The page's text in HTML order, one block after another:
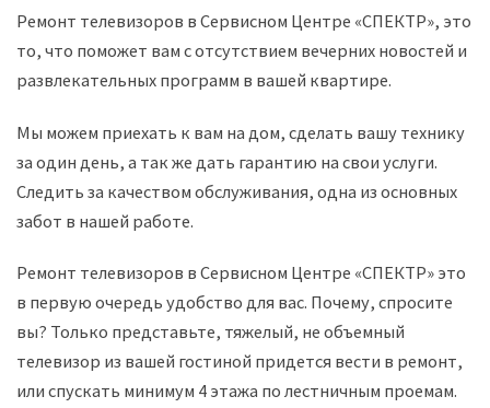
Ремонт телевизоров в Сервисном Центре «СПЕКТР», это
то, что поможет вам с отсутствием вечерних новостей и
развлекательных программ в вашей квартире.
Мы можем приехать к вам на дом, сделать вашу технику
за один день, а так же дать гарантию на свои услуги.
Следить за качеством обслуживания, одна из основных
забот в нашей работе.
Ремонт телевизоров в Сервисном Центре «СПЕКТР» это
в первую очередь удобство для вас. Почему, спросите
вы? Только представьте, тяжелый, не объемный
телевизор из вашей гостиной придется вести в ремонт,
или спускать минимум 4 этажа по лестничным проемам.